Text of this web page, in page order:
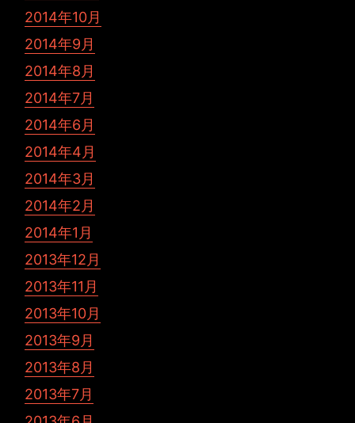
2014年10月
2014年9月
2014年8月
2014年7月
2014年6月
2014年4月
2014年3月
2014年2月
2014年1月
2013年12月
2013年11月
2013年10月
2013年9月
2013年8月
2013年7月